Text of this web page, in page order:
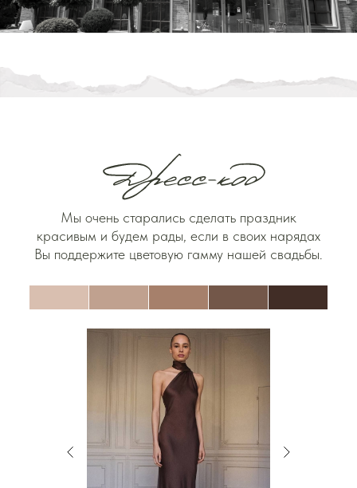
Мы очень старались сделать праздник
красивым и будем рады, если в своих нарядах
Вы поддержите цветовую гамму нашей свадьбы.